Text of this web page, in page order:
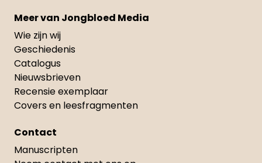
Meer van Jongbloed Media
Wie zijn wij
Geschiedenis
Catalogus
Nieuwsbrieven
Recensie exemplaar
Covers en leesfragmenten
Contact
Manuscripten